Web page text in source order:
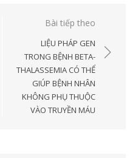
Bài tiếp theo
LIỆU PHÁP GEN
TRONG BỆNH BETA-
THALASSEMIA CÓ THỂ
GIÚP BỆNH NHÂN
KHÔNG PHỤ THUỘC
VÀO TRUYỀN MÁU